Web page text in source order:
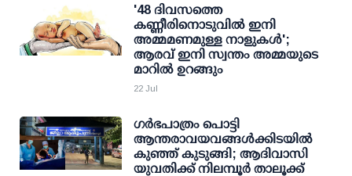
'48 ദിവസത്തെ
കണ്ണീരിനൊടുവില്‍ ഇനി
അമ്മമണമുള്ള നാളുകള്‍';
ആരവ് ഇനി സ്വന്തം അമ്മയുടെ
മാറില്‍ ഉറങ്ങും
22 Jul
ഗര്‍ഭപാത്രം പൊട്ടി
ആന്തരാവയവങ്ങള്‍ക്കിടയില്‍
കുഞ്ഞ് കുടുങ്ങി; ആദിവാസി
യുവതിക്ക് നിലമ്പൂര്‍ താലൂക്ക്